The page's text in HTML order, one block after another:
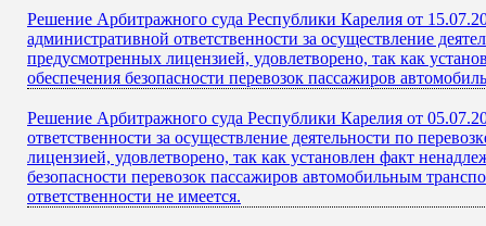
Решение Арбитражного суда Республики Карелия от
административной ответственности за осуществление
предусмотренных лицензией, удовлетворено, так как
обеспечения безопасности перевозок пассажиров
Решение Арбитражного суда Республики Карелия от
ответственности за осуществление деятельности по
лицензией, удовлетворено, так как установлен факт
безопасности перевозок пассажиров автомобильным
ответственности не имеется.